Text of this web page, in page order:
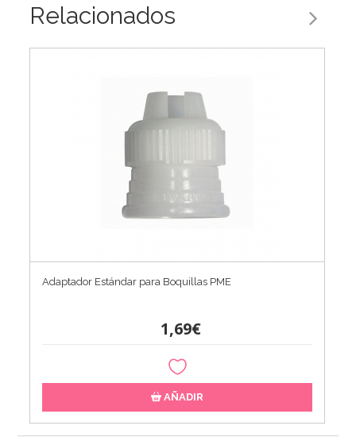
Relacionados
Adaptador Estándar para Boquillas PME
1,69€
AÑADIR